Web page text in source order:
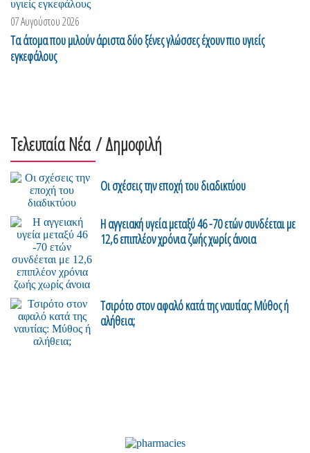
07 Αυγούστου 2026
Τα άτομα που μιλούν άριστα δύο ξένες γλώσσες έχουν πιο υγιείς
εγκεφάλους
Τελευταία Νέα/ Δημοφιλή
Οι σχέσεις την εποχή του διαδικτύου
H αγγειακή υγεία μεταξύ 46 -70 ετών συνδέεται με
12,6 επιπλέον χρόνια ζωής χωρίς άνοια
Τσιρότο στον αφαλό κατά της ναυτίας: Μύθος ή
αλήθεια;